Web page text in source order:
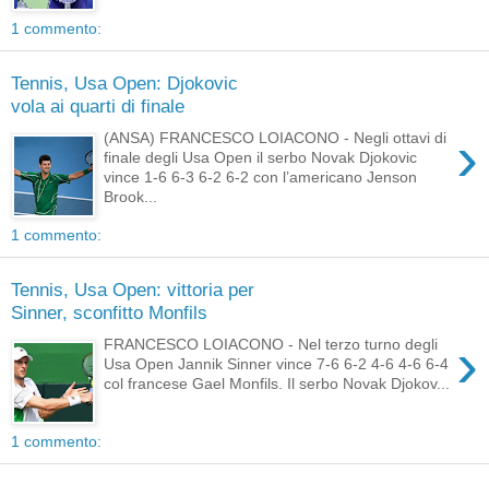
1 commento:
Tennis, Usa Open: Djokovic
vola ai quarti di finale
›
(ANSA) FRANCESCO LOIACONO - Negli ottavi di
finale degli Usa Open il serbo Novak Djokovic
vince 1-6 6-3 6-2 6-2 con l’americano Jenson
Brook...
1 commento:
Tennis, Usa Open: vittoria per
Sinner, sconfitto Monfils
›
FRANCESCO LOIACONO - Nel terzo turno degli
Usa Open Jannik Sinner vince 7-6 6-2 4-6 4-6 6-4
col francese Gael Monfils. Il serbo Novak Djokov...
1 commento: